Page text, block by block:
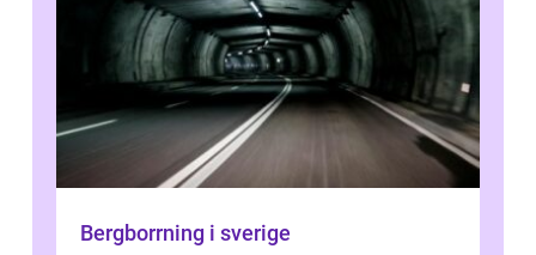
Bergborrning i sverige